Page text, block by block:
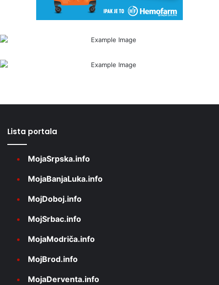
Lista portala
MojaSrpska.info
MojaBanjaLuka.info
MojDoboj.info
MojSrbac.info
MojaModriča.info
MojBrod.info
MojaDerventa.info